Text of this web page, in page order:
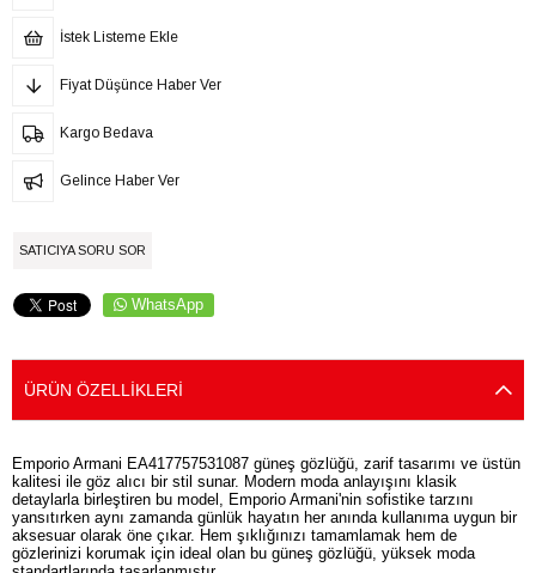
İstek Listeme Ekle
Fiyat Düşünce Haber Ver
Kargo Bedava
Gelince Haber Ver
SATICIYA SORU SOR
WhatsApp
ÜRÜN ÖZELLIKLERI
Emporio Armani EA417757531087 güneş gözlüğü, zarif tasarımı ve üstün
kalitesi ile göz alıcı bir stil sunar. Modern moda anlayışını klasik
detaylarla birleştiren bu model, Emporio Armani'nin sofistike tarzını
yansıtırken aynı zamanda günlük hayatın her anında kullanıma uygun bir
aksesuar olarak öne çıkar. Hem şıklığınızı tamamlamak hem de
gözlerinizi korumak için ideal olan bu güneş gözlüğü, yüksek moda